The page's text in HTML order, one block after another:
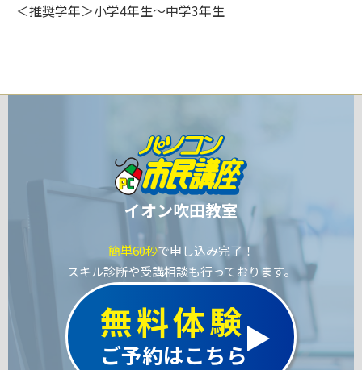
＜推奨学年＞小学4年生～中学3年生
イオン吹田教室
簡単60秒で申し込み完了！
スキル診断や受講相談も行っております。
無料体験
ご予約はこちら